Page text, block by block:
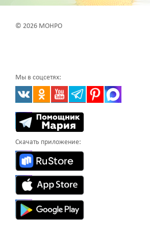
© 2026 МОНРО
Мы в соцсетях:
Скачать приложение: